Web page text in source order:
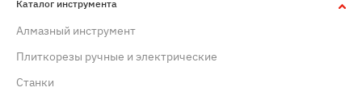
Каталог инструмента
Алмазный инструмент
Плиткорезы ручные и электрические
Станки